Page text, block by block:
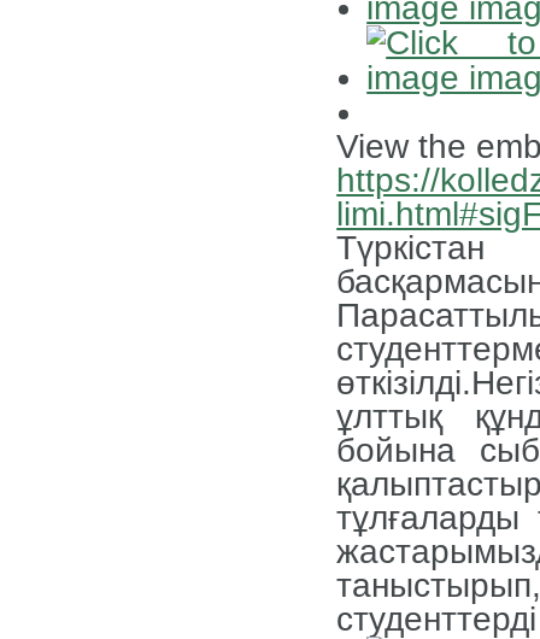
View the
https://
ұлттық
бойына
тұлғаларды